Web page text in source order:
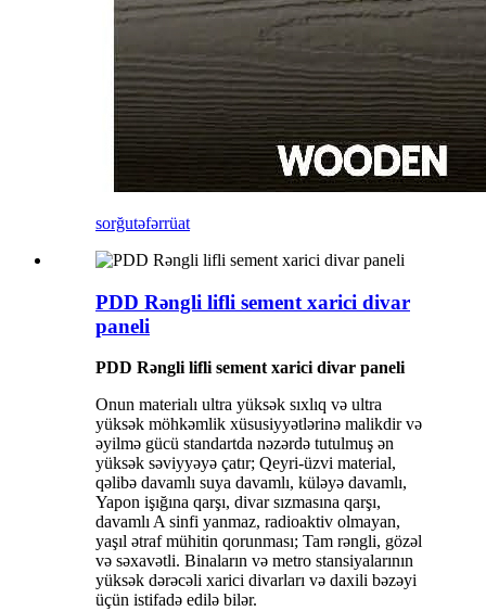
sorğutəfərrüat
PDD Rəngli lifli sement xarici divar
paneli
PDD Rəngli lifli sement xarici divar paneli
Onun materialı ultra yüksək sıxlıq və ultra
yüksək möhkəmlik xüsusiyyətlərinə malikdir və
əyilmə gücü standartda nəzərdə tutulmuş ən
yüksək səviyyəyə çatır; Qeyri-üzvi material,
qəlibə davamlı suya davamlı, küləyə davamlı,
Yapon işığına qarşı, divar sızmasına qarşı,
davamlı A sinfi yanmaz, radioaktiv olmayan,
yaşıl ətraf mühitin qorunması; Tam rəngli, gözəl
və səxavətli. Binaların və metro stansiyalarının
yüksək dərəcəli xarici divarları və daxili bəzəyi
üçün istifadə edilə bilər.